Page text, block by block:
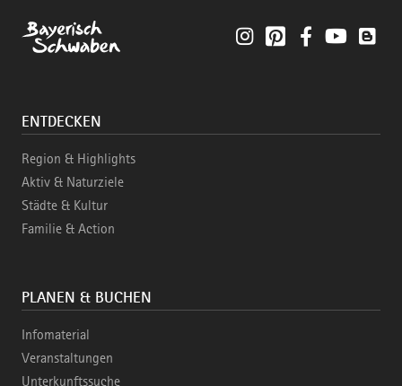
InstagramPinterestFacebookYouTube
ENTDECKEN
Region & Highlights
Aktiv & Naturziele
Städte & Kultur
Familie & Action
PLANEN & BUCHEN
Infomaterial
Veranstaltungen
Unterkunftssuche